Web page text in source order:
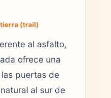
tierra (trail)
al asfalto,
ofrece una
puertas de
al sur de